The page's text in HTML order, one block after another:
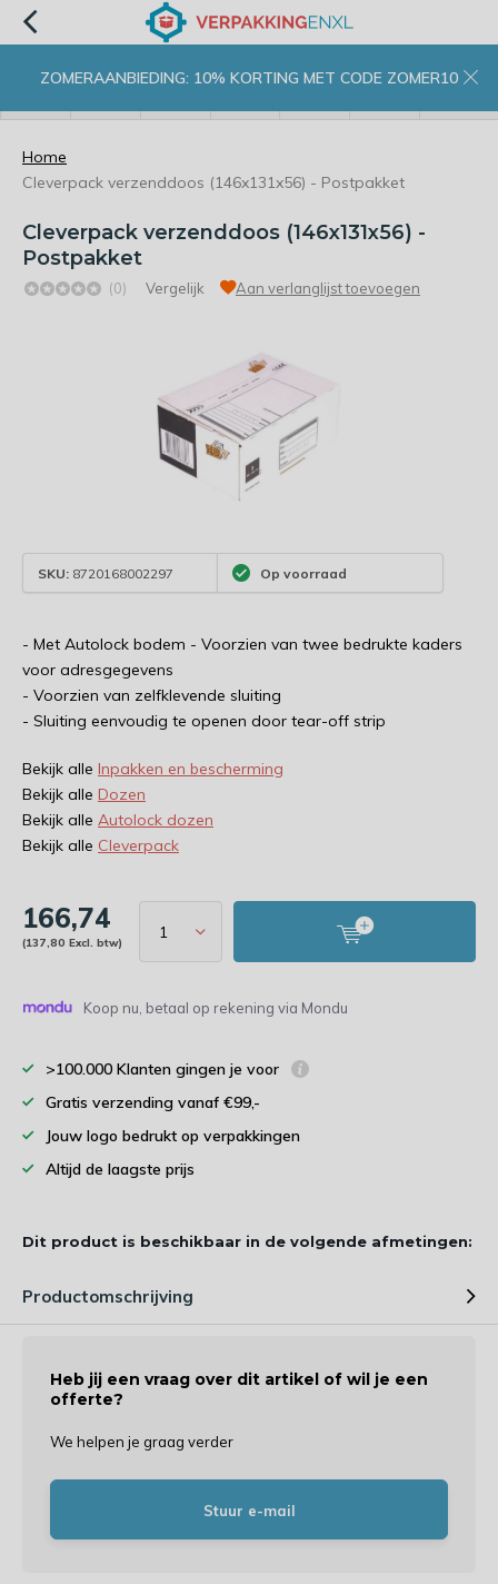
ZOMERAANBIEDING: 10% KORTING MET CODE ZOMER10
Home
Cleverpack verzenddoos (146x131x56) - Postpakket
Cleverpack verzenddoos (146x131x56) -
Postpakket
(0) Vergelijk Aan verlanglijst toevoegen
SKU: 8720168002297 Op voorraad
- Met Autolock bodem - Voorzien van twee bedrukte kaders
voor adresgegevens
- Voorzien van zelfklevende sluiting
- Sluiting eenvoudig te openen door tear-off strip
Bekijk alle Inpakken en bescherming
Bekijk alle Dozen
Bekijk alle Autolock dozen
Bekijk alle Cleverpack
166,74
(137,80 Excl. btw)
Koop nu, betaal op rekening via Mondu
>100.000 Klanten gingen je voor
Gratis verzending vanaf €99,-
Jouw logo bedrukt op verpakkingen
Altijd de laagste prijs
Dit product is beschikbaar in de volgende afmetingen:
Productomschrijving
Heb jij een vraag over dit artikel of wil je een
offerte?
We helpen je graag verder
Stuur e-mail